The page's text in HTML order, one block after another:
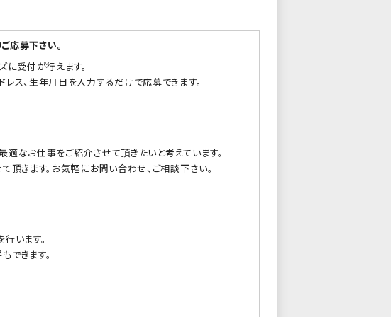
応募下さい。
受付が行えます。
ス、生年月日を入力するだけで応募できます。
なお仕事をご紹介させて頂きたいと考えています。
きます。お気軽にお問い合わせ、ご相談下さい。
います。
できます。